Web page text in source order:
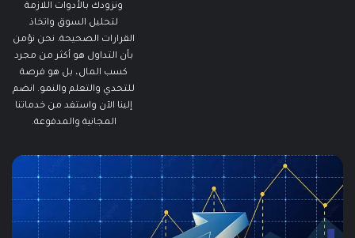
ونزودك بالأدوات اللازمة
لتحليل السوق واتخاذ
القرارات الصحيحة. نحن نؤمن
بأن التداول هو أكثر من مجرد
كسب المال، بل هو فرصة
للتحدي والتعلم والنمو. انضم
إلينا الآن واستفد من خدماتنا
المجانية والمدفوعة.
مطالبات
البطالة
في
الولايات
المتحدة